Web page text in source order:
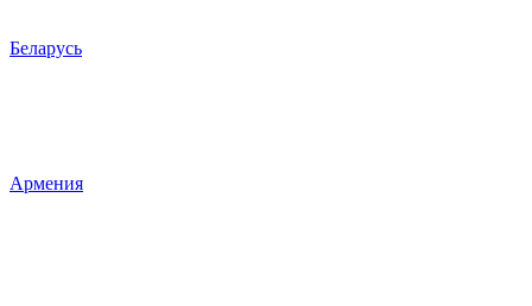
Беларусь
Армения